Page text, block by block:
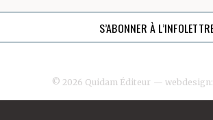
© 2026 Quidam Éditeur — webdesign: